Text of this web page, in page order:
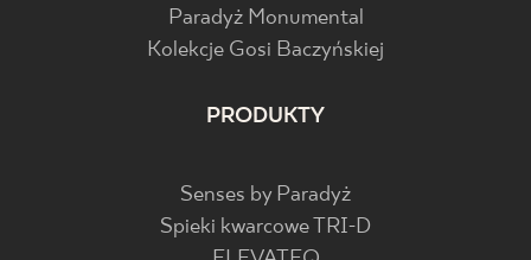
Paradyż Monumental
Kolekcje Gosi Baczyńskiej
PRODUKTY
Senses by Paradyż
Spieki kwarcowe TRI-D